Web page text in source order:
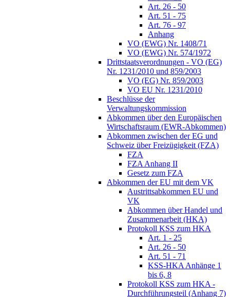
Art. 26 - 50
Art. 51 - 75
Art. 76 - 97
Anhang
VO (EWG) Nr. 1408/71
VO (EWG) Nr. 574/1972
Drittstaatsverordnungen - VO (EG)
Nr. 1231/2010 und 859/2003
VO (EG) Nr. 859/2003
VO EU Nr. 1231/2010
Beschlüsse der
Verwaltungskommission
Abkommen über den Europäischen
Wirtschaftsraum (EWR-Abkommen)
Abkommen zwischen der EG und
Schweiz über Freizügigkeit (FZA)
FZA
FZA Anhang II
Gesetz zum FZA
Abkommen der EU mit dem VK
Austrittsabkommen EU und
VK
Abkommen über Handel und
Zusammenarbeit (HKA)
Protokoll KSS zum HKA
Art. 1 - 25
Art. 26 - 50
Art. 51 - 71
KSS-HKA Anhänge 1
bis 6, 8
Protokoll KSS zum HKA -
Durchführungsteil (Anhang 7)